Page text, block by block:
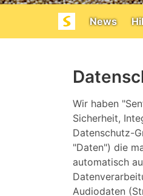
News
Wir haben
Sicherheit,
Datenschutz-
"Daten") die
automatisch
Audiodaten